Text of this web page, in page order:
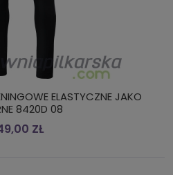
ELASTYCZNE JAKO
8420D 08
ZŁ